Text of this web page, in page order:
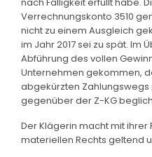
Verrechnungskonto 3510
nicht zu einem Ausgleich
im Jahr 2017 sei zu spät. Im
Abführung des vollen
Unternehmen gekommen,
abgekürzten Zahlungswegs
gegenüber der Z-KG
Der Klägerin macht mit ihrer
materiellen Rechts geltend